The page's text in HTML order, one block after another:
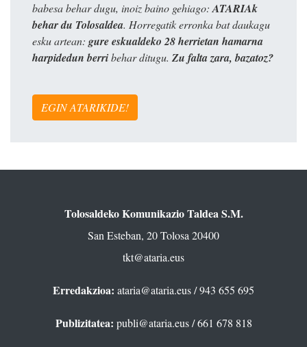
babesa behar dugu, inoiz baino gehiago:ATARIAk
behar du Tolosaldea. Horregatik erronka bat daukagu
esku artean: gure eskualdeko 28 herrietan hamarna
harpidedun berribehar ditugu. Zu falta zara, bazatoz?
EGIN ATARIKIDE!
Tolosaldeko Komunikazio Taldea S.M.
San Esteban, 20 Tolosa 20400
tkt@ataria.eus
Erredakzioa: ataria@ataria.eus/ 943 655 695
Publizitatea: publi@ataria.eus/ 661 678 818